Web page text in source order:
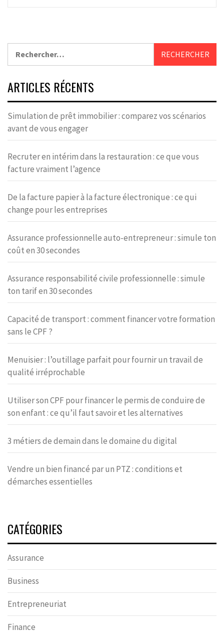
ARTICLES RÉCENTS
Simulation de prêt immobilier : comparez vos scénarios
avant de vous engager
Recruter en intérim dans la restauration : ce que vous
facture vraiment l’agence
De la facture papier à la facture électronique : ce qui
change pour les entreprises
Assurance professionnelle auto-entrepreneur : simule ton
coût en 30 secondes
Assurance responsabilité civile professionnelle : simule
ton tarif en 30 secondes
Capacité de transport : comment financer votre formation
sans le CPF ?
Menuisier : l’outillage parfait pour fournir un travail de
qualité irréprochable
Utiliser son CPF pour financer le permis de conduire de
son enfant : ce qu’il faut savoir et les alternatives
3 métiers de demain dans le domaine du digital
Vendre un bien financé par un PTZ : conditions et
démarches essentielles
CATÉGORIES
Assurance
Business
Entrepreneuriat
Finance